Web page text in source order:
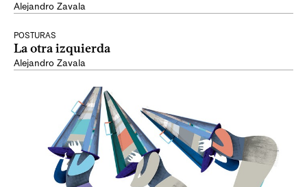
Alejandro Zavala
POSTURAS
La otra izquierda
Alejandro Zavala